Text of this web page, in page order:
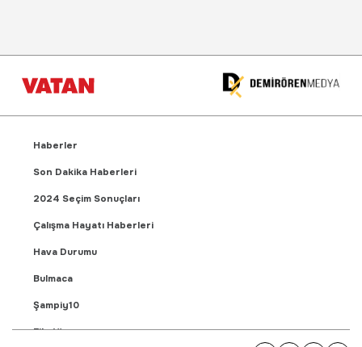
Haberler
Son Dakika Haberleri
2024 Seçim Sonuçları
Çalışma Hayatı Haberleri
Hava Durumu
Bulmaca
Şampiy10
Fikstür